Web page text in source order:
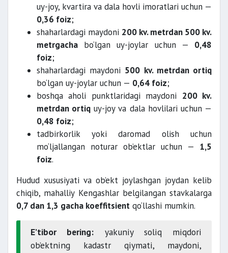
uy-joy, kvartira va dala hovli imoratlari uchun —
0,36 foiz;
shaharlardagi maydoni 200 kv. metrdan 500 kv.
metrgacha bo‘lgan uy-joylar uchun — 0,48
foiz;
shaharlardagi maydoni 500 kv. metrdan ortiq
bo‘lgan uy-joylar uchun — 0,64 foiz;
boshqa aholi punktlaridagi maydoni 200 kv.
metrdan ortiq uy-joy va dala hovlilari uchun —
0,48 foiz;
tadbirkorlik yoki daromad olish uchun
mo‘ljallangan noturar ob’ektlar uchun — 1,5
foiz.
Hudud xususiyati va ob’ekt joylashgan joydan kelib
chiqib, mahalliy Kengashlar belgilangan stavkalarga
0,7 dan 1,3 gacha koeffitsient qo‘llashi mumkin.
E’tibor bering: yakuniy soliq miqdori
ob’ektning kadastr qiymati, maydoni,